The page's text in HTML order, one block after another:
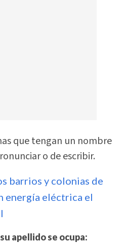
que tengan un nombre
o de escribir.
barrios y colonias de
energía eléctrica el
apellido se ocupa: